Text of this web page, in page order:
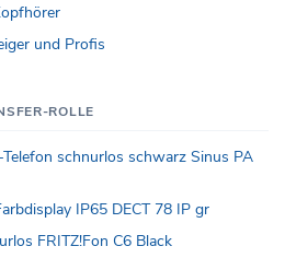
und Profis
ROLLE
schnurlos schwarz Sinus PA
IP65 DECT 78 IP gr
FRITZ!Fon C6 Black